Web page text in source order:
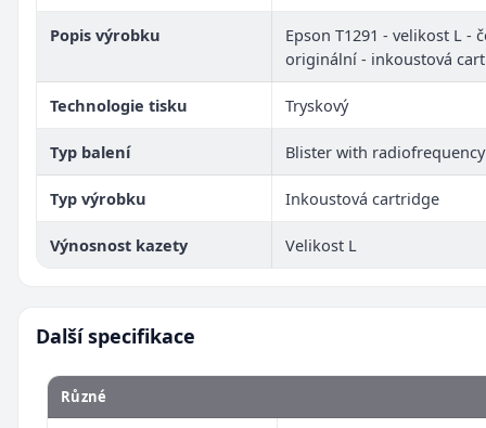
Popis výrobku
Epson T1291 - velikost L -
originální - inkoustová
Technologie tisku Tryskový
Typ balení Blister with
Typ výrobku Inkoustová cartridge
Výnosnost kazety Velikost L
Další specifikace
Různé